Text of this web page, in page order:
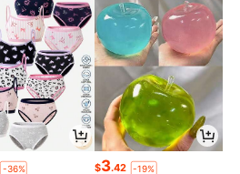
-36% $3.42 -19%